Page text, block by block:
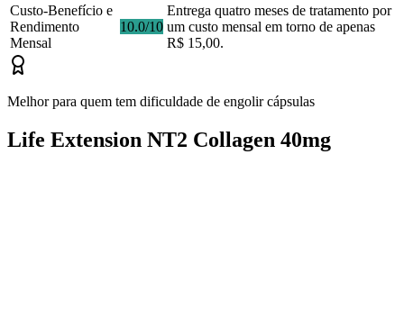
Custo-Benefício e
Rendimento
Mensal
10.0/10
Entrega quatro meses de tratamento por
um custo mensal em torno de apenas
R$ 15,00.
Melhor para quem tem dificuldade de engolir cápsulas
Life Extension NT2 Collagen 40mg